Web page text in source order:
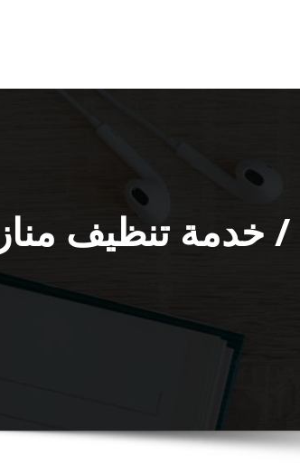
شركة تنظيف منازل القيروان / 55549242 / خدمة